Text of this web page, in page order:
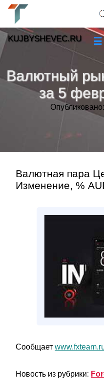
Валютный
за 5
Валютная пара
Изменение, %
Сообщает
Новость из рубрики:
KUJBYSHEVEC.RU ☰
»
Тренды новостей »
»
Контакт»